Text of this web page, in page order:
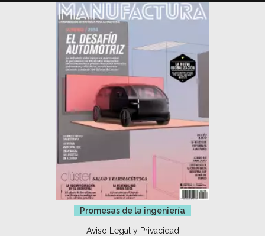
Promesas de la ingeniería
Aviso Legal y Privacidad